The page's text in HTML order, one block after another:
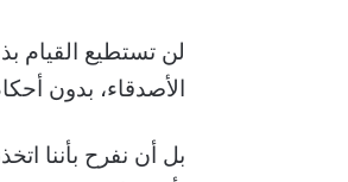
لن تستطيع القيام
الأصدقاء، بدون
بل أن نفرح بأننا